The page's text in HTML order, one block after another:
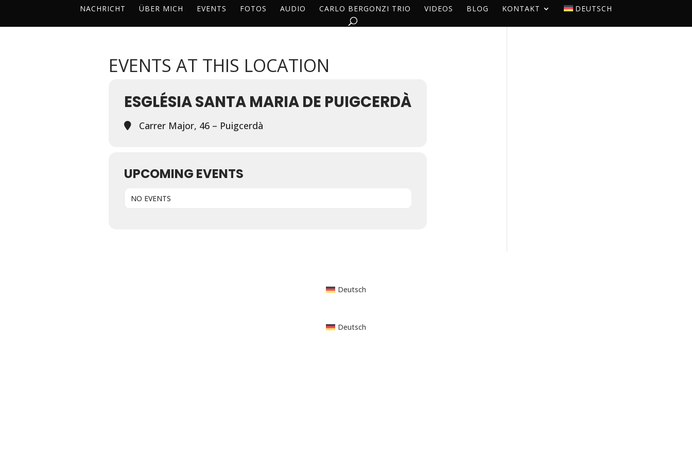
NACHRICHT ÜBER MICH EVENTS FOTOS AUDIO CARLO BERGONZI TRIO VIDEOS BLOG KONTAKT DEUTSCH
EVENTS AT THIS LOCATION
ESGLÉSIA SANTA MARIA DE PUIGCERDÀ
Carrer Major, 46 – Puigcerdà
UPCOMING EVENTS
NO EVENTS
Deutsch
Deutsch